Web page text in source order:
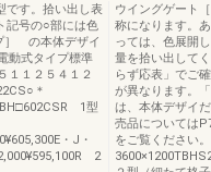
です。拾い出し表
記号の○部には色
］ の本体デザイ
動式タイプ標準
１１２５４１２
＊
1型
・J・
2
ウイングゲート
称になります。
っては、色展開
量を拾い出して
らず応表」でご
が異なります。
は、本体デザイ
売品については
をご覧ください